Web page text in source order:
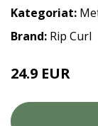
Kategoriat:
Brand: Rip Curl
24.9 EUR